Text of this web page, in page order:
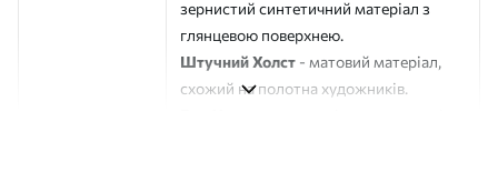
зернистий синтетичний матеріал з
глянцевою поверхнею.
Штучний Холст - матовий матеріал,
схожий на полотна художників.